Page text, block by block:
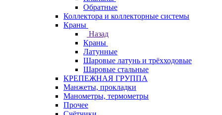
Обратные
Коллектора и коллекторные системы
Краны
Назад
Краны
Латунные
Шаровые латунь и трёхходовые
Шаровые стальные
КРЕПЕЖНАЯ ГРУППА
Манжеты, прокладки
Манометры, термометры
Прочее